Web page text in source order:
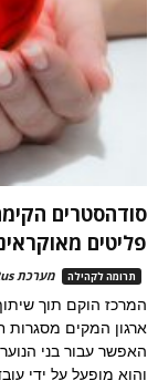
סודהסטרים
פליטים
תרומה לקהילה מערכת HRus
ארגון המקים מסגרות
האפשר עבור בני
והוא מופעל על ידי